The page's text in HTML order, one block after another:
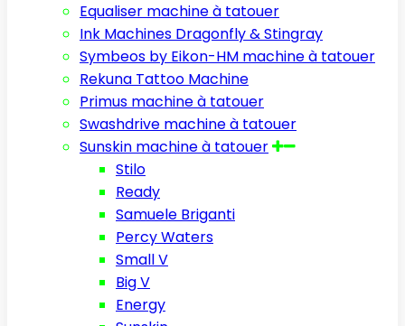
Equaliser machine à tatouer
Ink Machines Dragonfly & Stingray
Symbeos by Eikon-HM machine à tatouer
Rekuna Tattoo Machine
Primus machine à tatouer
Swashdrive machine à tatouer
Sunskin machine à tatouer
Stilo
Ready
Samuele Briganti
Percy Waters
Small V
Big V
Energy